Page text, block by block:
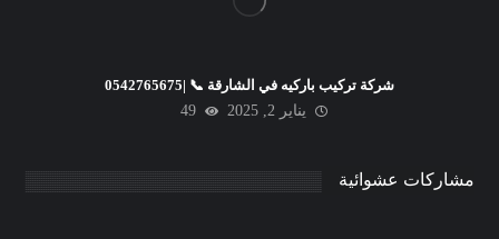
شركة تركيب باركيه في الشارقة 📞 |0542765675
يناير 2, 2025
49
مشاركات عشوائية